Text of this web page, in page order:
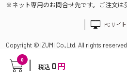
0
税込 0 円
※ネット専用のお問合せ先です。ご注文は
PCサイト
Copyright © IZUMI Co.,Ltd. All rights